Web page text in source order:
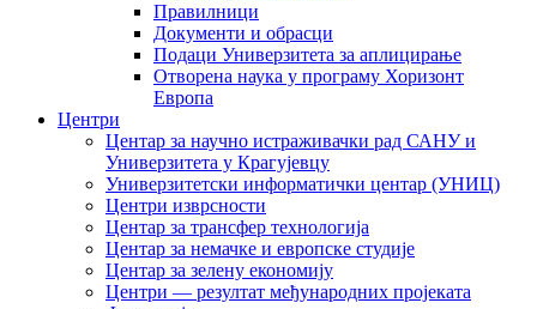
Правилници
Документи и обрасци
Подаци Универзитета за аплицирање
Отворена наука у програму Хоризонт
Европа
Центри
Центар за научно истраживачки рад САНУ и
Универзитета у Крагујевцу
Универзитетски информатички центар (УНИЦ)
Центри изврсности
Центар за трансфер технологија
Центар за немачке и европске студије
Центар за зелену економију
Центри — резултат међународних пројеката